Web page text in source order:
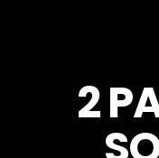
parecen de marcas
perfecto y con el
Fernando
Reseña en
2